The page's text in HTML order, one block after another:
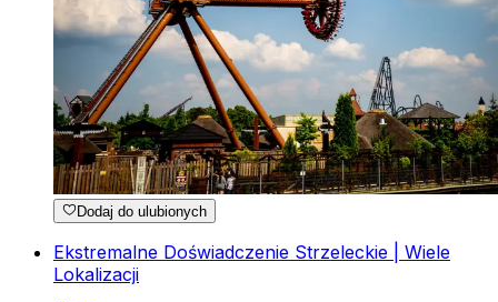
Dodaj do ulubionych
Ekstremalne Doświadczenie Strzeleckie | Wiele
Lokalizacji